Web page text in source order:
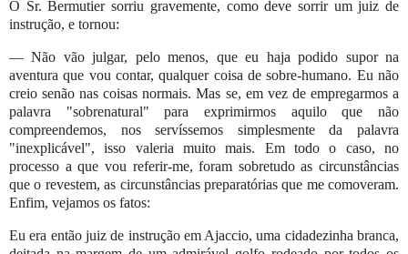
O Sr. Bermutier sorriu gravemente, como deve sorrir um juiz de
instrução, e tornou:
— Não vão julgar, pelo menos, que eu haja podido supor na
aventura que vou contar, qualquer coisa de sobre-humano. Eu não
creio senão nas coisas normais. Mas se, em vez de empregarmos a
palavra "sobrenatural" para exprimirmos aquilo que não
compreendemos, nos servíssemos simplesmente da palavra
"inexplicável", isso valeria muito mais. Em todo o caso, no
processo a que vou referir-me, foram sobretudo as circunstâncias
que o revestem, as circunstâncias preparatórias que me comoveram.
Enfim, vejamos os fatos:
Eu era então juiz de instrução em Ajaccio, uma cidadezinha branca,